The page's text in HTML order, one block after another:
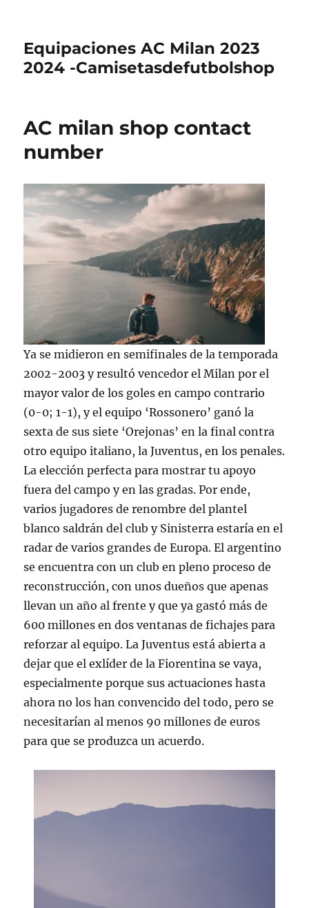
Equipaciones AC Milan 2023
2024 -Camisetasdefutbolshop
AC milan shop contact
number
Ya se midieron en semifinales de la temporada
2002-2003 y resultó vencedor el Milan por el
mayor valor de los goles en campo contrario
(0-0; 1-1), y el equipo ‘Rossonero’ ganó la
sexta de sus siete ‘Orejonas’ en la final contra
otro equipo italiano, la Juventus, en los penales.
La elección perfecta para mostrar tu apoyo
fuera del campo y en las gradas. Por ende,
varios jugadores de renombre del plantel
blanco saldrán del club y Sinisterra estaría en el
radar de varios grandes de Europa. El argentino
se encuentra con un club en pleno proceso de
reconstrucción, con unos dueños que apenas
llevan un año al frente y que ya gastó más de
600 millones en dos ventanas de fichajes para
reforzar al equipo. La Juventus está abierta a
dejar que el exlíder de la Fiorentina se vaya,
especialmente porque sus actuaciones hasta
ahora no los han convencido del todo, pero se
necesitarían al menos 90 millones de euros
para que se produzca un acuerdo.